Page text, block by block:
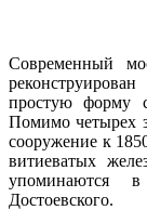
Современный
простую форму
Помимо четырех
сооружение к
витиеватых
упоминаются
Достоевского.